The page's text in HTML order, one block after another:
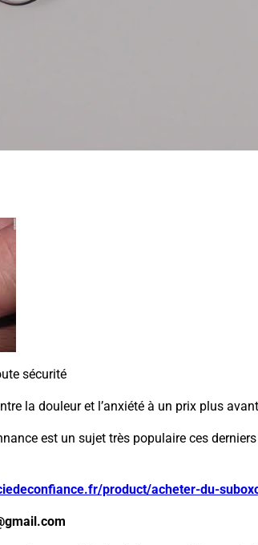
sécurité
la douleur et l’anxiété à un prix plus
est un sujet très populaire ces
product/acheter-du-